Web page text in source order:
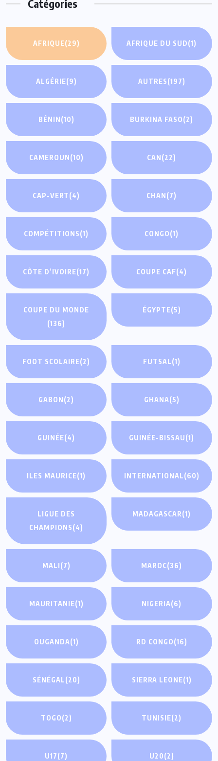
Catégories
AFRIQUE(29) AFRIQUE DU SUD(1)
ALGÉRIE(9) AUTRES(197)
BÉNIN(10) BURKINA FASO(2)
CAMEROUN(10) CAN(22)
CAP-VERT(4) CHAN(7)
COMPÉTITIONS(1) CONGO(1)
CÔTE D’IVOIRE(17) COUPE CAF(4)
COUPE DU MONDE
(136)
ÉGYPTE(5)
FOOT SCOLAIRE(2) FUTSAL(1)
GABON(2) GHANA(5)
GUINÉE(4) GUINÉE-BISSAU(1)
ILES MAURICE(1) INTERNATIONAL(60)
LIGUE DES
CHAMPIONS(4)
MADAGASCAR(1)
MALI(7) MAROC(36)
MAURITANIE(1) NIGERIA(6)
OUGANDA(1) RD CONGO(16)
SÉNÉGAL(20) SIERRA LEONE(1)
TOGO(2) TUNISIE(2)
U17(7) U20(2)